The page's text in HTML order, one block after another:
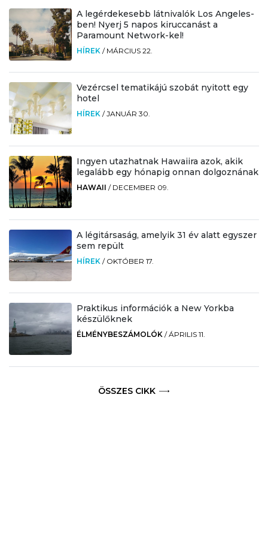
A legérdekesebb látnivalók Los Angeles-
ben! Nyerj 5 napos kiruccanást a
Paramount Network-kel!
HÍREK / MÁRCIUS 22.
Vezércsel tematikájú szobát nyitott egy
hotel
HÍREK /JANUÁR 30.
Ingyen utazhatnak Hawaiira azok, akik
legalább egy hónapig onnan dolgoznának
HAWAII / DECEMBER 09.
A légitársaság, amelyik 31 év alatt egyszer
sem repült
HÍREK / OKTÓBER 17.
Praktikus információk a New Yorkba
készülőknek
ÉLMÉNYBESZÁMOLÓK /ÁPRILIS 11.
ÖSSZES CIKK